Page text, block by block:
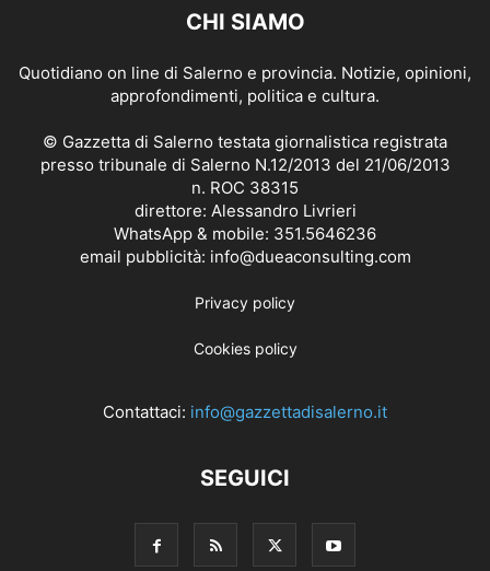
CHI SIAMO
Quotidiano on line di Salerno e provincia. Notizie, opinioni,
approfondimenti, politica e cultura.
© Gazzetta di Salerno testata giornalistica registrata
presso tribunale di Salerno N.12/2013 del 21/06/2013
n. ROC 38315
direttore: Alessandro Livrieri
WhatsApp & mobile: 351.5646236
email pubblicità: info@dueaconsulting.com
Privacy policy
Cookies policy
Contattaci: info@gazzettadisalerno.it
SEGUICI